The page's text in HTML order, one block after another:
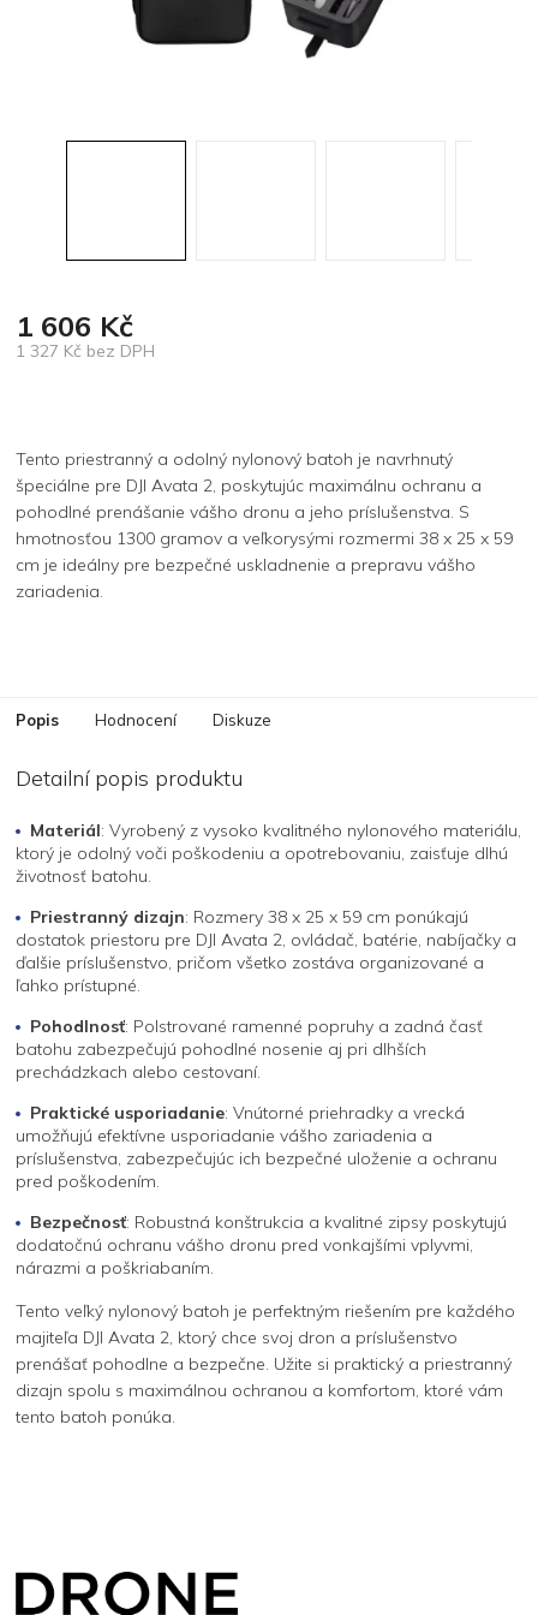
1 606 Kč
1 327 Kč bez DPH
Tento priestranný a odolný nylonový batoh je navrhnutý
špeciálne pre DJI Avata 2, poskytujúc maximálnu ochranu a
pohodlné prenášanie vášho dronu a jeho príslušenstva. S
hmotnosťou 1300 gramov a veľkorysými rozmermi 38 x 25 x 59
cm je ideálny pre bezpečné uskladnenie a prepravu vášho
zariadenia.
Popis Hodnocení Diskuze
Detailní popis produktu
Materiál: Vyrobený z vysoko kvalitného nylonového materiálu,
ktorý je odolný voči poškodeniu a opotrebovaniu, zaisťuje dlhú
životnosť batohu.
Priestranný dizajn: Rozmery 38 x 25 x 59 cm ponúkajú
dostatok priestoru pre DJI Avata 2, ovládač, batérie, nabíjačky a
ďalšie príslušenstvo, pričom všetko zostáva organizované a
ľahko prístupné.
Pohodlnosť: Polstrované ramenné popruhy a zadná časť
batohu zabezpečujú pohodlné nosenie aj pri dlhších
prechádzkach alebo cestovaní.
Praktické usporiadanie: Vnútorné priehradky a vrecká
umožňujú efektívne usporiadanie vášho zariadenia a
príslušenstva, zabezpečujúc ich bezpečné uloženie a ochranu
pred poškodením.
Bezpečnosť: Robustná konštrukcia a kvalitné zipsy poskytujú
dodatočnú ochranu vášho dronu pred vonkajšími vplyvmi,
nárazmi a poškriabaním.
Tento veľký nylonový batoh je perfektným riešením pre každého
majiteľa DJI Avata 2, ktorý chce svoj dron a príslušenstvo
prenášať pohodlne a bezpečne. Užite si praktický a priestranný
dizajn spolu s maximálnou ochranou a komfortom, ktoré vám
tento batoh ponúka.